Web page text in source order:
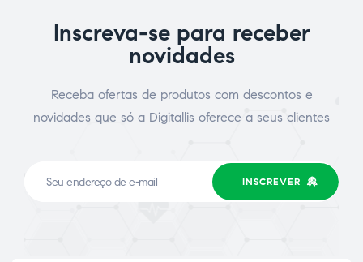
Inscreva-se para receber
novidades
Receba ofertas de produtos com descontos e
novidades que só a Digitallis oferece a seus clientes
INSCREVER